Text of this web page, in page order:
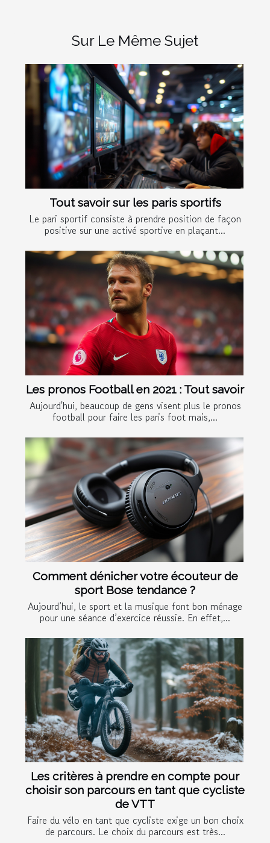
Sur Le Même Sujet
Tout savoir sur les paris sportifs
Le pari sportif consiste à prendre position de façon
positive sur une activé sportive en plaçant...
Les pronos Football en 2021 : Tout savoir
Aujourd'hui, beaucoup de gens visent plus le pronos
football pour faire les paris foot mais,...
Comment dénicher votre écouteur de
sport Bose tendance ?
Aujourd’hui, le sport et la musique font bon ménage
pour une séance d’exercice réussie. En effet,...
Les critères à prendre en compte pour
choisir son parcours en tant que cycliste
de VTT
Faire du vélo en tant que cycliste exige un bon choix
de parcours. Le choix du parcours est très...